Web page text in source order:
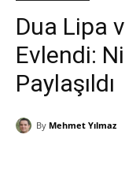
Dua Lipa
Evlendi:
Paylaşıldı
By Mehmet Yılmaz